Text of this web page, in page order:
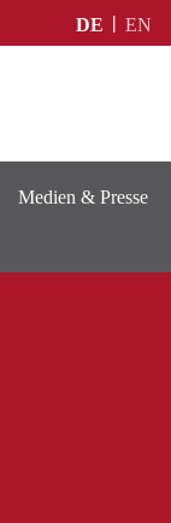
DE EN
Medien & Presse